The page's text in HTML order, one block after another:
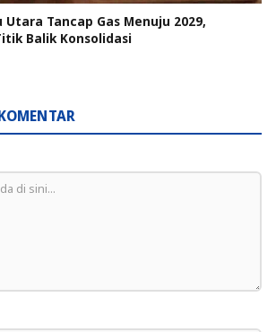
Utara Tancap Gas Menuju 2029,
Balik Konsolidasi